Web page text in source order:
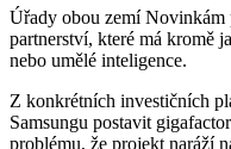
Úřady obou zemí Novinkám potvrdily záměr Korejců uzavřít s Českem v návaznosti na dostavbu Dukovan strategické
partnerství, které má kromě
nebo umělé inteligence.
Z konkrétních investičních plánů pak zdroje Novinek zmiňují například snahu o expanzi nošovické automobilky Hyundai a záměr
Samsungu postavit
problému, že projekt naráží